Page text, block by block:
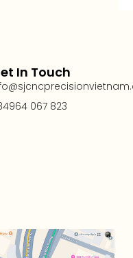
In Touch
067 823